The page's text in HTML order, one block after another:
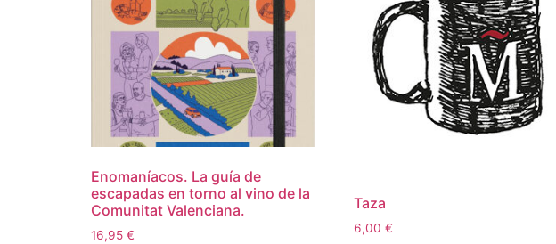
Enomaníacos. La guía de
escapadas en torno al vino de la
Comunitat Valenciana.
16,95 €
Taza
6,00 €